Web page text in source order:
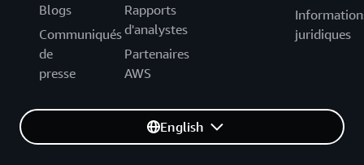
Blogs
Communiqués
de
presse
Rapports
d'analystes
Partenaires
AWS
juridiques
English